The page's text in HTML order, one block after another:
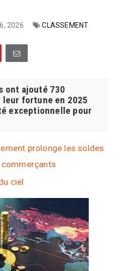
2026 CLASSEMENT
ont ajouté 730
fortune en 2025
exceptionnelle pour
prolonge les soldes
ciel